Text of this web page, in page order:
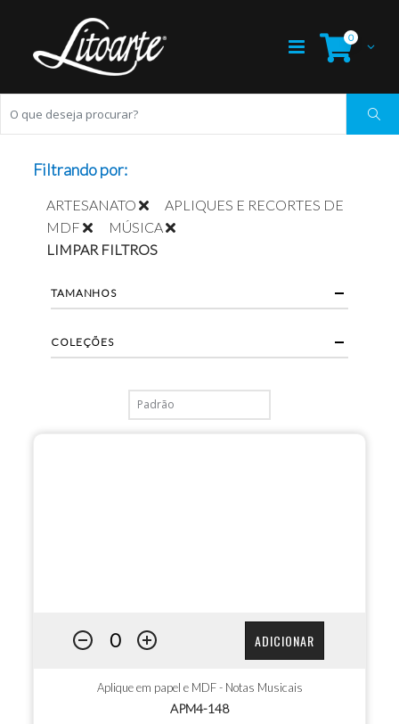
0
ADICIONAR
Aplique em papel e MDF - Notas Musicais
APM4-148
Filtrando por:
ARTESANATO
APLIQUES E RECORTES DE
MDF
MÚSICA
LIMPAR FILTROS
TAMANHOS
COLEÇÕES